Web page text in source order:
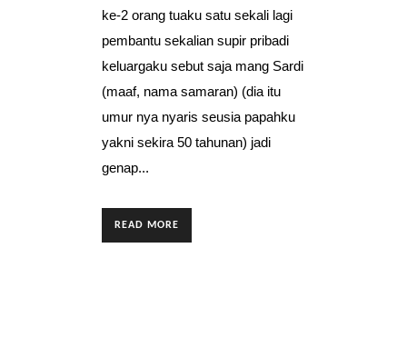
ke-2 orang tuaku satu sekali lagi
pembantu sekalian supir pribadi
keluargaku sebut saja mang Sardi
(maaf, nama samaran) (dia itu
umur nya nyaris seusia papahku
yakni sekira 50 tahunan) jadi
genap...
READ MORE